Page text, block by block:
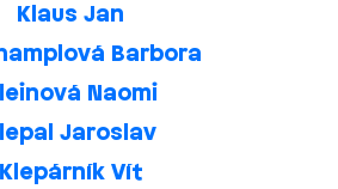
Klaus Jan
Barbora
Naomi
Jaroslav
Klepárník Vít